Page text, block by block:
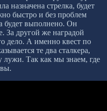
назначена стрелка, будет
быстро и без проблем
будет выполнено. Он
За другой же наградой
дело. А именно квест по
те два сталкера,
лужи. Так как мы знаем, где